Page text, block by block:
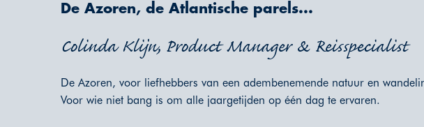
De Azoren, de Atlantische parels...
Colinda Klijn, Product Manager & Reisspecialist
De Azoren, voor liefhebbers van een adembenemende natuur en
Voor wie niet bang is om alle jaargetijden op één dag te ervaren.